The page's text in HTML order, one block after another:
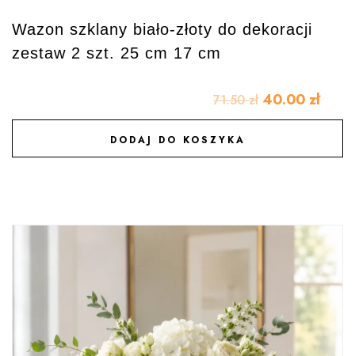
Wazon szklany biało-złoty do dekoracji
zestaw 2 szt. 25 cm 17 cm
71.50zł 40.00 zł
DODAJ DO KOSZYKA
DODAJ DO ULUBIONYCH